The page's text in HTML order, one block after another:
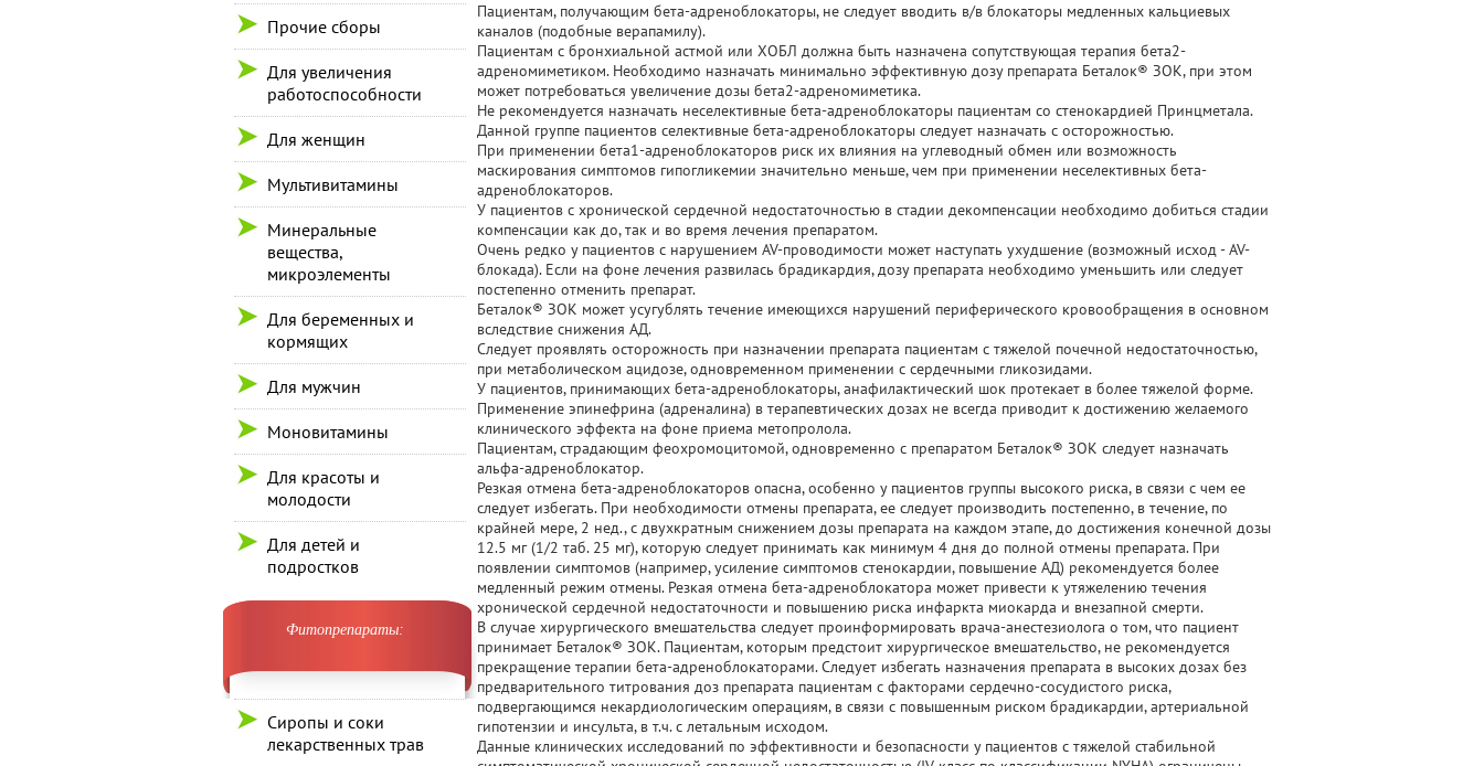
Прочие сборы
Для увеличения
работоспособности
Для женщин
Мультивитамины
Минеральные
вещества,
микроэлементы
Для беременных и
кормящих
Для мужчин
Моновитамины
Для красоты и
молодости
Для детей и
подростков
Фитопрепараты:
Сиропы и соки
лекарственных трав
Пациентам, получающим бета-адреноблокаторы, не следует вводить в/в блокаторы медленных кальциевых
каналов (подобные верапамилу).
Пациентам с бронхиальной астмой или ХОБЛ должна быть назначена сопутствующая терапия бета2-
адреномиметиком. Необходимо назначать минимально эффективную дозу препарата Беталок® ЗОК, при этом
может потребоваться увеличение дозы бета2-адреномиметика.
Не рекомендуется назначать неселективные бета-адреноблокаторы пациентам со стенокардией Принцметала.
Данной группе пациентов селективные бета-адреноблокаторы следует назначать с осторожностью.
При применении бета1-адреноблокаторов риск их влияния на углеводный обмен или возможность
маскирования симптомов гипогликемии значительно меньше, чем при применении неселективных бета-
адреноблокаторов.
У пациентов с хронической сердечной недостаточностью в стадии декомпенсации необходимо добиться стадии
компенсации как до, так и во время лечения препаратом.
Очень редко у пациентов с нарушением AV-проводимости может наступать ухудшение (возможный исход - AV-
блокада). Если на фоне лечения развилась брадикардия, дозу препарата необходимо уменьшить или следует
постепенно отменить препарат.
Беталок® ЗОК может усугублять течение имеющихся нарушений периферического кровообращения в основном
вследствие снижения АД.
Следует проявлять осторожность при назначении препарата пациентам с тяжелой почечной недостаточностью,
при метаболическом ацидозе, одновременном применении с сердечными гликозидами.
У пациентов, принимающих бета-адреноблокаторы, анафилактический шок протекает в более тяжелой форме.
Применение эпинефрина (адреналина) в терапевтических дозах не всегда приводит к достижению желаемого
клинического эффекта на фоне приема метопролола.
Пациентам, страдающим феохромоцитомой, одновременно с препаратом Беталок® ЗОК следует назначать
альфа-адреноблокатор.
Резкая отмена бета-адреноблокаторов опасна, особенно у пациентов группы высокого риска, в связи с чем ее
следует избегать. При необходимости отмены препарата, ее следует производить постепенно, в течение, по
крайней мере, 2 нед., с двухкратным снижением дозы препарата на каждом этапе, до достижения конечной дозы
12.5 мг (1/2 таб. 25 мг), которую следует принимать как минимум 4 дня до полной отмены препарата. При
появлении симптомов (например, усиление симптомов стенокардии, повышение АД) рекомендуется более
медленный режим отмены. Резкая отмена бета-адреноблокатора может привести к утяжелению течения
хронической сердечной недостаточности и повышению риска инфаркта миокарда и внезапной смерти.
В случае хирургического вмешательства следует проинформировать врача-анестезиолога о том, что пациент
принимает Беталок® ЗОК. Пациентам, которым предстоит хирургическое вмешательство, не рекомендуется
прекращение терапии бета-адреноблокаторами. Следует избегать назначения препарата в высоких дозах без
предварительного титрования доз препарата пациентам с факторами сердечно-сосудистого риска,
подвергающимся некардиологическим операциям, в связи с повышенным риском брадикардии, артериальной
гипотензии и инсульта, в т.ч. с летальным исходом.
Данные клинических исследований по эффективности и безопасности у пациентов с тяжелой стабильной